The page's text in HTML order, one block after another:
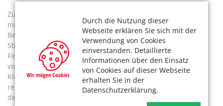
Durch die Nutzung dieser
Webseite erklären Sie sich mit der
Verwendung von Cookies
einverstanden. Detaillierte
Informationen über den Einsatz
von Cookies auf dieser Webseite
erhalten Sie in der
Datenschutzerklärung.
Zur Koordination der Seheindrücke beider Augen
miteinander im Gehirn bieten sich so genannte Überkreuz-
Bewegungen an. Nehmen Sie einen roten und einen blauen
Stift in jeweils eine Hand. Umfassen Sie dabei mit allen
Fingern den Stift - machen Sie eine Faust. Überkreuzen Sie
vor der Brust beide Unterarme und damit beide Stifte.
Klopfen Sie dann mit der rechten Faust-Unterkante auf den
rechten Schenkel und mit der linken Faust-Unterkante auf
den linken Schenkel.